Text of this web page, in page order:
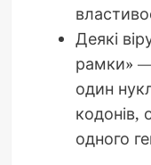
Деякі
рамки» —
один
кодонів,
одного